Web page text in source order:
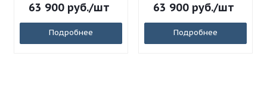
63 900руб./шт
Подробнее
63 900руб./шт
Подробнее